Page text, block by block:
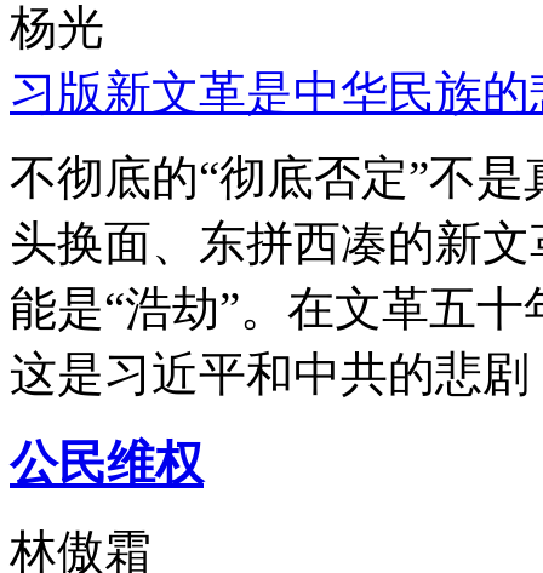
杨光
习版新文革是中华民族的
不彻底的“彻底否定”不
头换面、东拼西凑的新
能是“浩劫”。在文革五
这是习近平和中共的悲
公民维权
林傲霜